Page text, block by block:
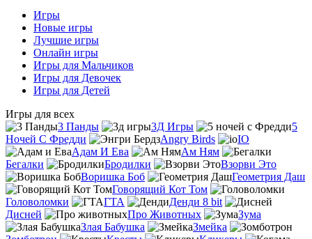
Игры
Новые игры
Лучшие игры
Онлайн игры
Игры для Мальчиков
Игры для Девочек
Игры для Детей
Игры для всех
3 Панды
3Д Игры
5
Ночей С Фредди
Angry Birds
IO
Адам И Ева
Ам Ням
Бегалки
Бродилки
Взорви Это
Воришка Боб
Геометрия Даш
Говорящий Кот Том
Головоломки
ГТА
Денди 8 bit
Дисней
Про Животных
Зума
Злая Бабушка
Змейка